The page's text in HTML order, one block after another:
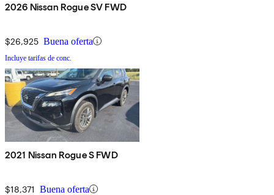
2026 Nissan Rogue SV FWD
$26,925 Buena oferta
Incluye tarifas de conc.
2021 Nissan Rogue S FWD
$18,371 Buena oferta